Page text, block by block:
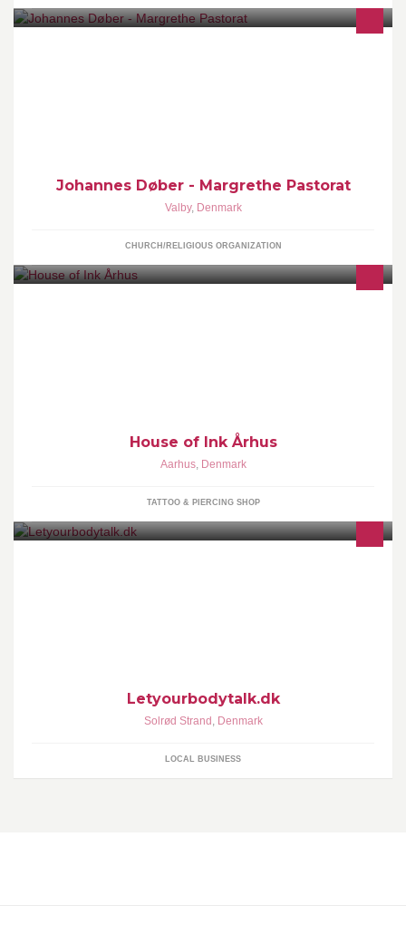
Johannes Døber - Margrethe Pastorat
Valby, Denmark
CHURCH/RELIGIOUS ORGANIZATION
House of Ink Århus
Aarhus, Denmark
TATTOO & PIERCING SHOP
Letyourbodytalk.dk
Solrød Strand , Denmark
LOCAL BUSINESS